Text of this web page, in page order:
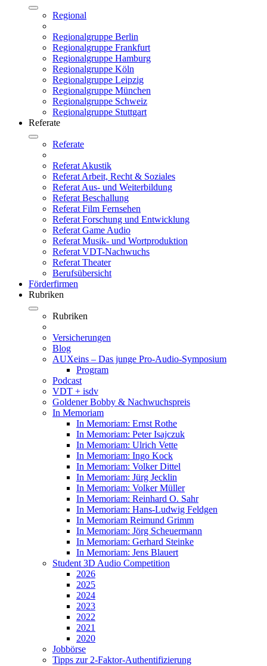
Regional
Regionalgruppe Berlin
Regionalgruppe Frankfurt
Regionalgruppe Hamburg
Regionalgruppe Köln
Regionalgruppe Leipzig
Regionalgruppe München
Regionalgruppe Schweiz
Regionalgruppe Stuttgart
Referate
Referate
Referat Akustik
Referat Arbeit, Recht & Soziales
Referat Aus- und Weiterbildung
Referat Beschallung
Referat Film Fernsehen
Referat Forschung und Entwicklung
Referat Game Audio
Referat Musik- und Wortproduktion
Referat VDT-Nachwuchs
Referat Theater
Berufsübersicht
Förderfirmen
Rubriken
Rubriken
Versicherungen
Blog
AUXeins – Das junge Pro-Audio-Symposium
Program
Podcast
VDT + isdv
Goldener Bobby & Nachwuchspreis
In Memoriam
In Memoriam: Ernst Rothe
In Memoriam: Peter Isajczuk
In Memoriam: Ulrich Vette
In Memoriam: Ingo Kock
In Memoriam: Volker Dittel
In Memoriam: Jürg Jecklin
In Memoriam: Volker Müller
In Memoriam: Reinhard O. Sahr
In Memoriam: Hans-Ludwig Feldgen
In Memoriam Reimund Grimm
In Memoriam: Jörg Scheuermann
In Memoriam: Gerhard Steinke
In Memoriam: Jens Blauert
Student 3D Audio Competition
2026
2025
2024
2023
2022
2021
2020
Jobbörse
Tipps zur 2-Faktor-Authentifizierung